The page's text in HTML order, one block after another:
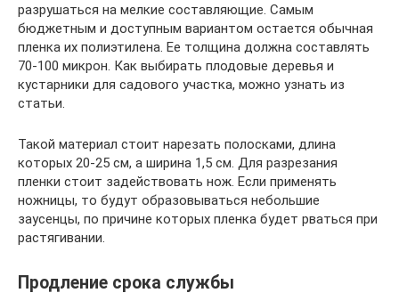
разрушаться на мелкие составляющие. Самым
бюджетным и доступным вариантом остается обычная
пленка их полиэтилена. Ее толщина должна составлять
70-100 микрон. Как выбирать плодовые деревья и
кустарники для садового участка, можно узнать из
статьи.
Такой материал стоит нарезать полосками, длина
которых 20-25 см, а ширина 1,5 см. Для разрезания
пленки стоит задействовать нож. Если применять
ножницы, то будут образовываться небольшие
заусенцы, по причине которых пленка будет рваться при
растягивании.
Продление срока службы